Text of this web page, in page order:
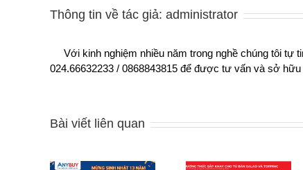
Thông tin về tác giả: administrator
Với kinh nghiệm nhiều năm trong nghề chúng tôi tự
024.66632233 / 0868843815 để được tư vấn và sở
Bài viết liên quan